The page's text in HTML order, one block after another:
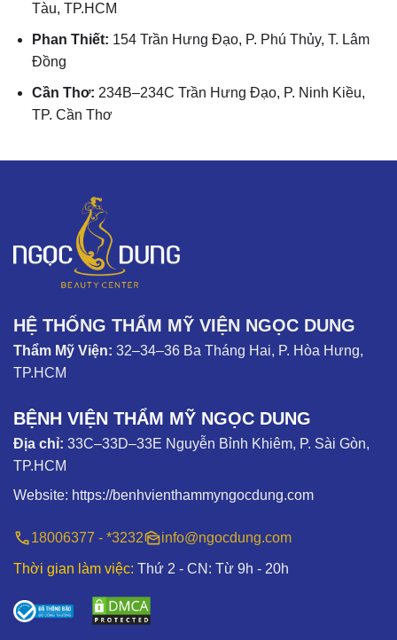
Tàu, TP.HCM
Phan Thiết: 154 Trần Hưng Đạo, P. Phú Thủy, T. Lâm
Đồng
Cần Thơ: 234B–234C Trần Hưng Đạo, P. Ninh Kiều,
TP. Cần Thơ
HỆ THỐNG THẨM MỸ VIỆN NGỌC DUNG
Thẩm Mỹ Viện: 32–34–36 Ba Tháng Hai, P. Hòa Hưng,
TP.HCM
BỆNH VIỆN THẨM MỸ NGỌC DUNG
Địa chỉ: 33C–33D–33E Nguyễn Bỉnh Khiêm, P. Sài Gòn,
TP.HCM
Website: https://benhvienthammyngocdung.com
18006377 - *3232 info@ngocdung.com
Thời gian làm việc: Thứ 2 - CN: Từ 9h - 20h